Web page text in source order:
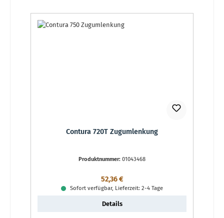
Contura 720T Zugumlenkung
Produktnummer: 01043468
Regulärer Preis:
52,36 €
Sofort verfügbar, Lieferzeit: 2-4 Tage
Details